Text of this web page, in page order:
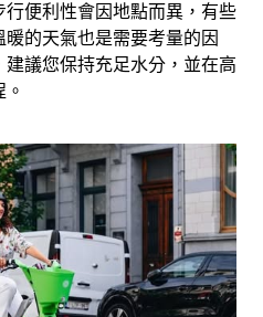
便利性會因地點而異，有些
的天氣也是需要考量的因
議您保持充足水分，並在高